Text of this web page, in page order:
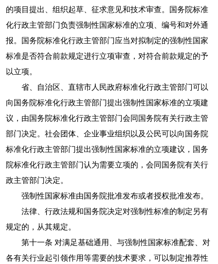
的项目提出、组织起草、征求意见和技术审查。国务院标准
化行政主管部门负责强制性国家标准的立项、编号和对外通
报。国务院标准化行政主管部门应当对拟制定的强制性国家
标准是否符合前款规定进行立项审查，对符合前款规定的予
以立项。
省、自治区、直辖市人民政府标准化行政主管部门可以
向国务院标准化行政主管部门提出强制性国家标准的立项建
议，由国务院标准化行政主管部门会同国务院有关行政主管
部门决定。社会团体、企业事业组织以及公民可以向国务院
标准化行政主管部门提出强制性国家标准的立项建议，国务
院标准化行政主管部门认为需要立项的，会同国务院有关行
政主管部门决定。
强制性国家标准由国务院批准发布或者授权批准发布。
法律、行政法规和国务院决定对强制性标准的制定另有
规定的，从其规定。
第十一条 对满足基础通用、与强制性国家标准配套、对
各有关行业起引领作用等需要的技术要求，可以制定推荐性